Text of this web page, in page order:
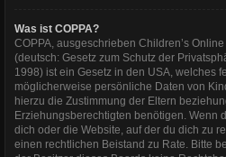
Was ist COPPA?
COPPA, ausgeschrieben Children’s
(deutsch: Gesetz zum Schutz der
1998) ist ein Gesetz in den USA, welches
möglicherweise persönliche Daten von
hierzu die Zustimmung der Eltern
Erziehungsberechtigten benötigen. Wenn
dich oder die Website, auf der du dich zu
einen rechtlichen Beistand zu Rate. Bitte